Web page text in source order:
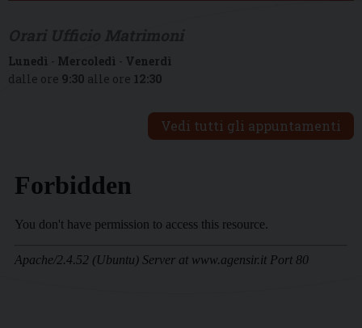
Lunedì - Mercoledì - Venerdì
dalle ore 9:30 alle ore 12:30
Vedi tutti gli appuntamenti